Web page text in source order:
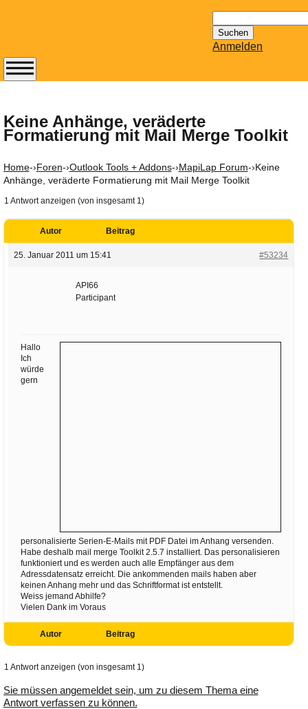
nach:
Anmelden
Keine Anhänge, veräderte
Formatierung mit Mail Merge Toolkit
Home-›Foren-›Outlook Tools + Addons-›MapiLap Forum-›Keine
Anhänge, veräderte Formatierung mit Mail Merge Toolkit
1 Antwort anzeigen (von insgesamt 1)
Autor Beitrag
25. Januar 2011 um 15:41 #53234
API66
Participant
Hallo
Ich
würde
gern
personalisierte Serien-E-Mails mit PDF Datei im Anhang versenden.
Habe deshalb mail merge Toolkit 2.5.7 installiert. Das personalisieren
funktioniert und es werden auch alle Empfänger aus dem
Adressdatensatz erreicht. Die ankommenden mails haben aber
keinen Anhang mehr und das Schriftformat ist entstellt.
Weiss jemand Abhilfe?
Vielen Dank im Voraus
Autor Beitrag
1 Antwort anzeigen (von insgesamt 1)
Sie müssen angemeldet sein, um zu diesem Thema eine
Antwort verfassen zu können.
Abonnieren Sie den
erscheinenden
Newsletter von
kostenlos.
Der ständig aktuelle
Tipps zu Thema
bereithält!
Wie z.B. Outlook,
GMail, Thunderbird
KuNoMail, usw.
E-Mail